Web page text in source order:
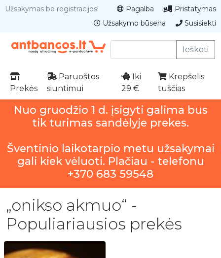
Užsakymas be registracijos! Pagalba
Pristatymas
Užsakymo būsena
Susisiekti
Ieškoti
Prekės
Paruoštos
siuntimui
Iki
29 €
Krepšelis
tuščias
Nuo gruodžio 1 d. įsigyti galima bus
tik turimas sandėlyje prekes.
Šventinio laikotarpio metu užsakymai
gali kiek vėluoti. Plačiau - telefonu
+370 683 59548
„onikso akmuo“ -
Populiariausios prekės